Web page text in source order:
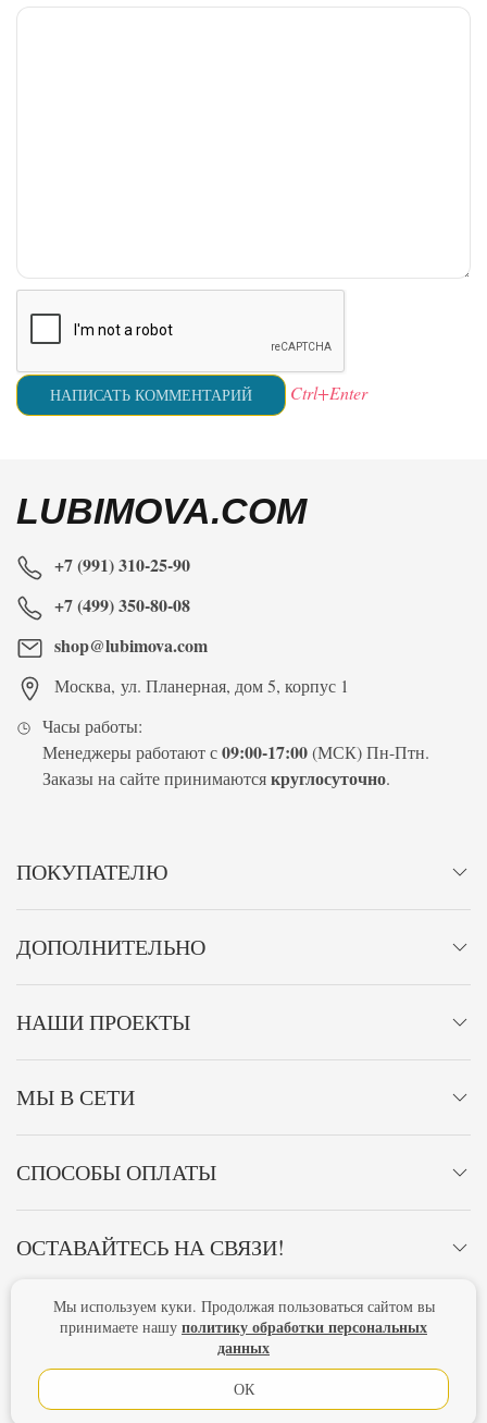
Ctrl+Enter
LUBIMOVA.COM
+7 (991) 310-25-90
+7 (499) 350-80-08
shop@lubimova.com
Москва, ул. Планерная, дом 5, корпус 1
Часы работы:
Менеджеры работают с09:00-17:00(МСК) Пн-Птн.
Заказы на сайте принимаютсякруглосуточно.
ПОКУПАТЕЛЮ
ДОПОЛНИТЕЛЬНО
НАШИ ПРОЕКТЫ
МЫ В СЕТИ
СПОСОБЫ ОПЛАТЫ
ОСТАВАЙТЕСЬ НА СВЯЗИ!
Главная Политика конфиденциальности
Оферта
Новости
Мы используем куки. Продолжая пользоваться сайтом вы
принимаете нашу политику обработки персональных
данных
ОК